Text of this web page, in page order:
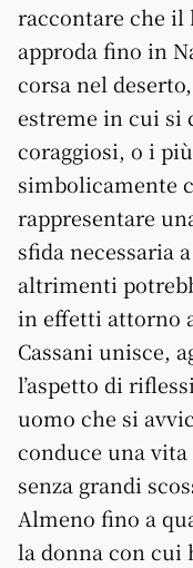
raccontare che il
approda fino in
corsa nel
estreme in cui si
coraggiosi, o i
simbolicamente
rappresentare
sfida necessaria
altrimenti
in effetti attorno
Cassani unisce,
l’aspetto di
uomo che si
conduce una
senza grandi
Almeno fino a
la donna con cui